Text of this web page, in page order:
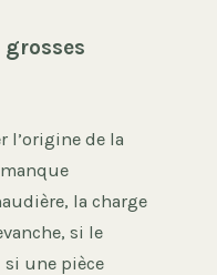
l’origine de la
la charge
si le
si une pièce